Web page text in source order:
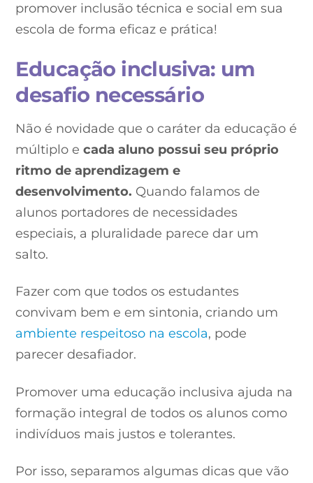
promover inclusão técnica e social em sua
escola de forma eficaz e prática!
Educação inclusiva: um
desafio necessário
Não é novidade que o caráter da educação é
múltiplo ecada aluno possui seu próprio
ritmo de aprendizagem e
desenvolvimento. Quando falamos de
alunos portadores de necessidades
especiais, a pluralidade parece dar um
salto.
Fazer com que todos os estudantes
convivam bem e em sintonia, criando um
ambiente respeitoso na escola, pode
parecer desafiador.
Promover uma educação inclusiva ajuda na
formação integral de todos os alunos como
indivíduos mais justos e tolerantes.
Por isso, separamos algumas dicas que vão